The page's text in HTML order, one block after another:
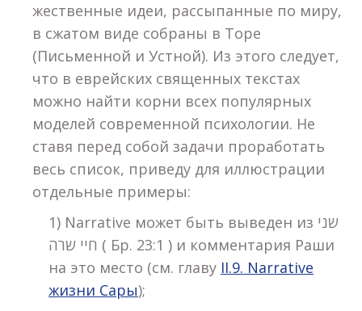
жественные идеи, рассыпанные по миру,
в сжатом виде собраны в Торе
(Письменной и Устной). Из этого следует,
что в еврейских священных текстах
можно найти корни всех популярных
моделей современной психологии. Не
ставя перед собой задачи проработать
весь список, приведу для иллюстрации
отдельные примеры:
1) Narrative может быть выведен из שני
חיי שרה ( Бр. 23:1 ) и комментария Раши
на это место (см. главу II.9. Narrative
жизни Сары);